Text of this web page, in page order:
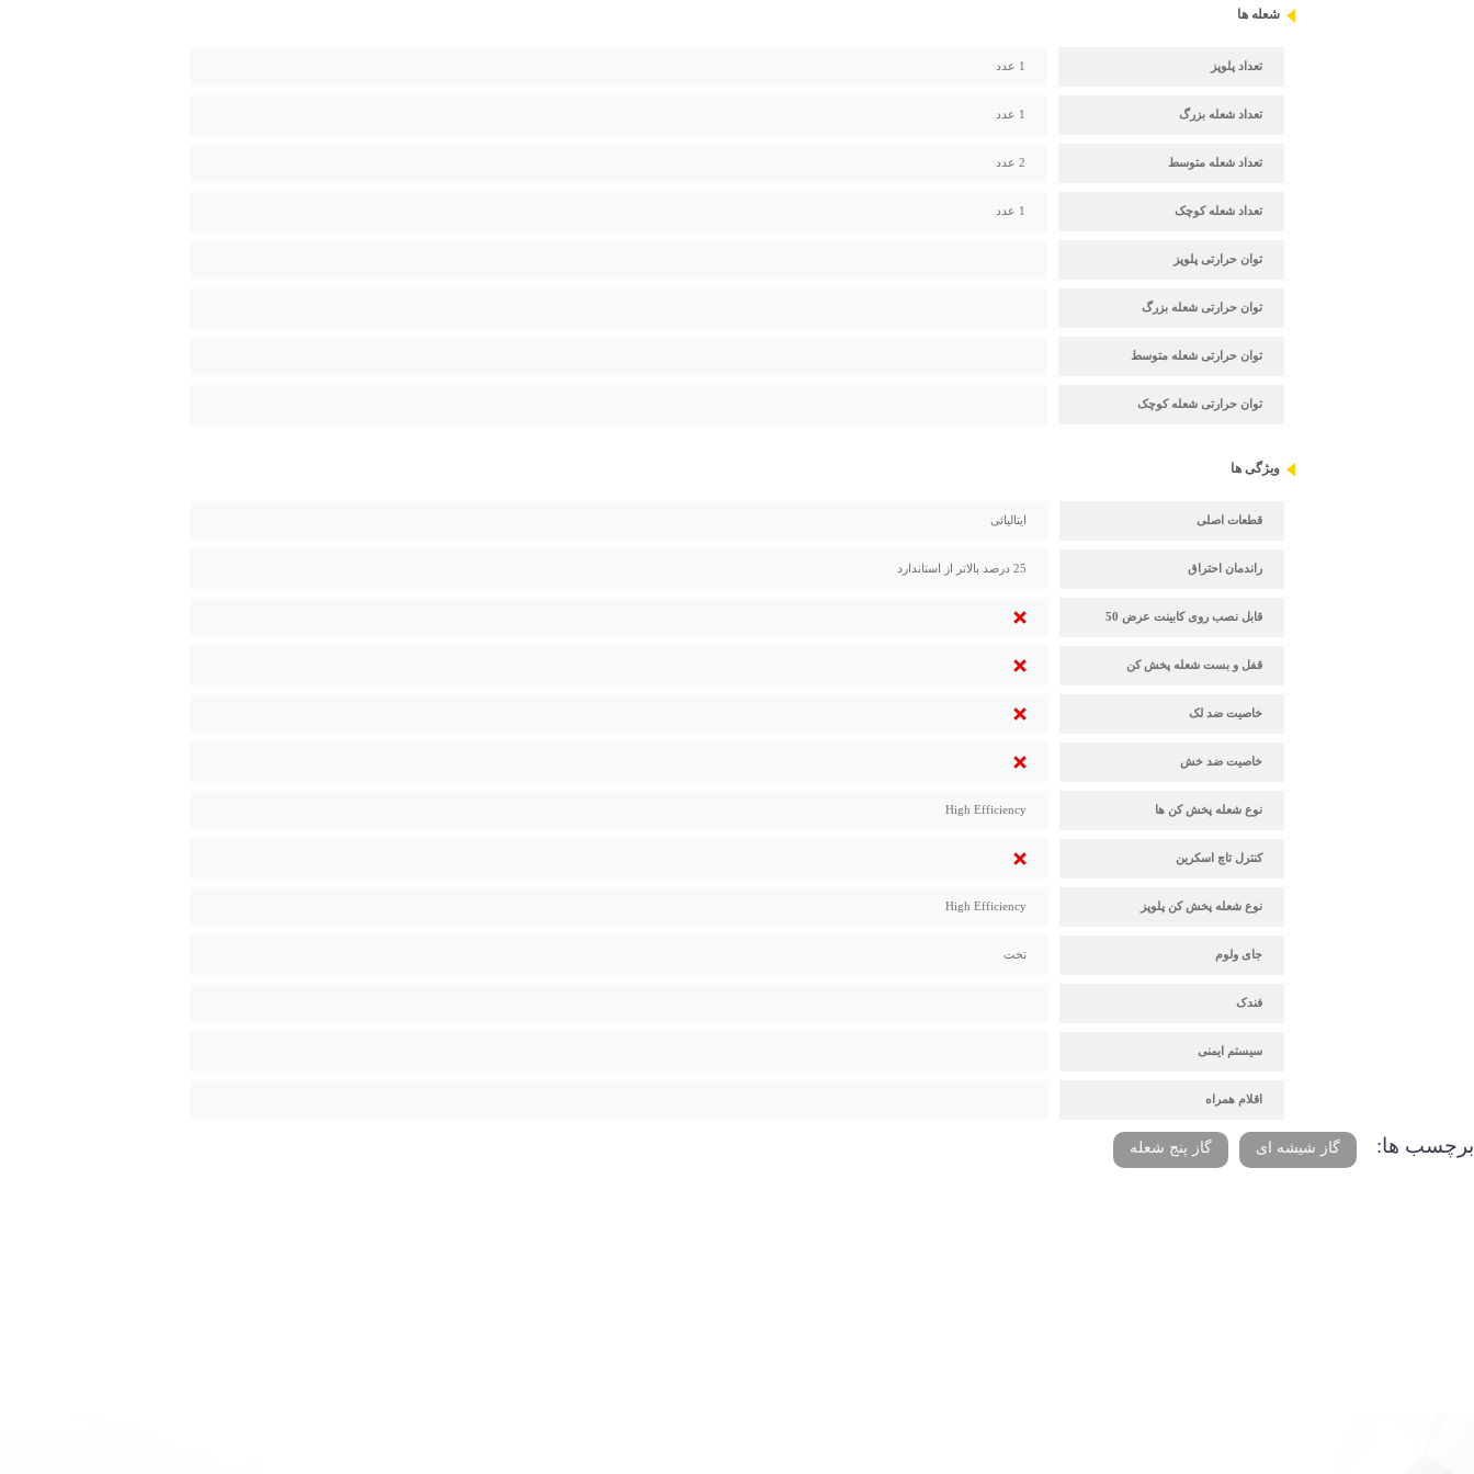
شعله ها
تعداد پلوپز 1 عدد
تعداد شعله بزرگ 1 عدد
تعداد شعله متوسط 2 عدد
تعداد شعله کوچک 1 عدد
توان حرارتی پلوپز
توان حرارتی شعله بزرگ
توان حرارتی شعله متوسط
توان حرارتی شعله کوچک
ویژگی ها
قطعات اصلی ایتالیائی
راندمان احتراق 25 درصد بالاتر از استاندارد
قابل نصب روی کابینت عرض 50
قفل و بست شعله پخش کن
خاصیت ضد لک
خاصیت ضد خش
نوع شعله پخش کن ها High Efficiency
کنترل تاچ اسکرین
نوع شعله پخش کن پلوپز High Efficiency
جای ولوم تخت
فندک
سیستم ایمنی
اقلام همراه
برچسب ها: گاز شیشه ای گاز پنج شعله